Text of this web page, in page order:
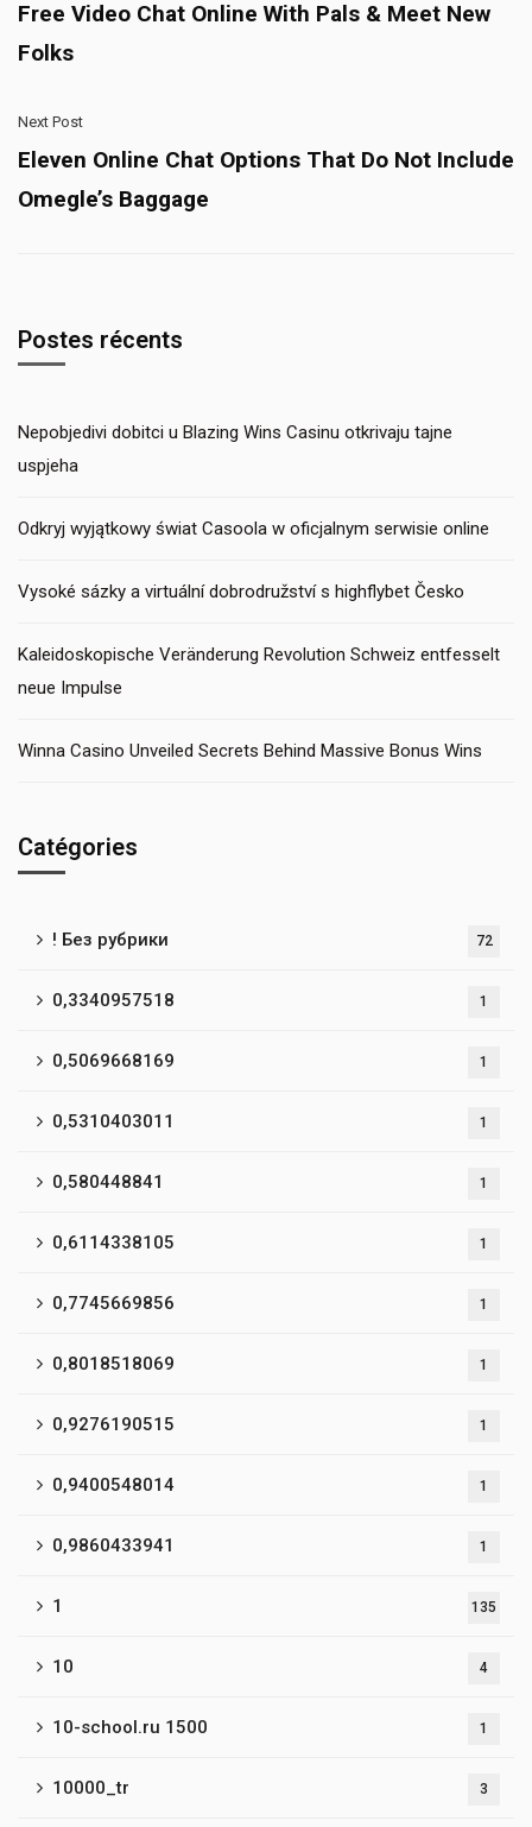
Free Video Chat Online With Pals & Meet New
Folks
Next Post
Eleven Online Chat Options That Do Not Include
Omegle’s Baggage
Postes récents
Nepobjedivi dobitci u Blazing Wins Casinu otkrivaju tajne
uspjeha
Odkryj wyjątkowy świat Casoola w oficjalnym serwisie online
Vysoké sázky a virtuální dobrodružství s highflybet Česko
Kaleidoskopische Veränderung Revolution Schweiz entfesselt
neue Impulse
Winna Casino Unveiled Secrets Behind Massive Bonus Wins
Catégories
! Без рубрики 72
0,3340957518 1
0,5069668169 1
0,5310403011 1
0,580448841 1
0,6114338105 1
0,7745669856 1
0,8018518069 1
0,9276190515 1
0,9400548014 1
0,9860433941 1
1 135
10 4
10-school.ru 1500 1
10000_tr 3